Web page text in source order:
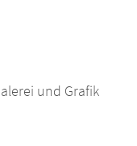
und Grafik